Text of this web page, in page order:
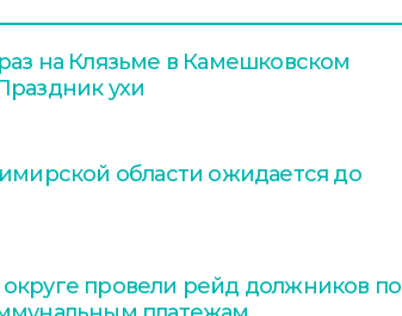
на Клязьме в Камешковском
ухи
области ожидается до
провели рейд должников по